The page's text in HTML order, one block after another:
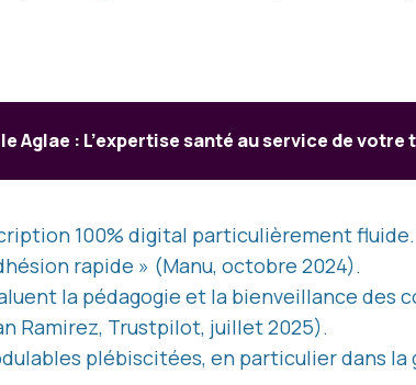
Aglae : L’expertise santé au service de
100% digital particulièrement
rapide » (Manu, octobre 2024).
la pédagogie et la bienveillance des
Ramirez, Trustpilot, juillet 2025).
plébiscitées, en particulier dans la